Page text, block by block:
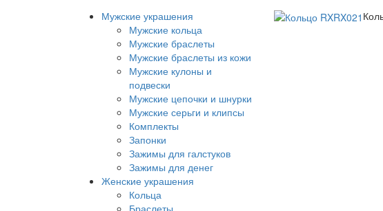
Мужские украшения
Мужские кольца
Мужские браслеты
Мужские браслеты из кожи
Мужские кулоны и
подвески
Мужские цепочки и шнурки
Мужские серьги и клипсы
Комплекты
Запонки
Зажимы для галстуков
Зажимы для денег
Женские украшения
Кольца
Браслеты